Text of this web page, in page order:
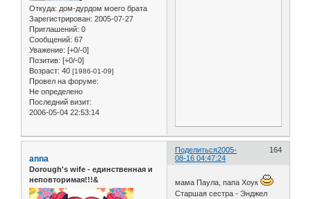
Откуда: дом-дурдом моего брата
Зарегистрирован: 2005-07-27
Приглашений: 0
Сообщений: 67
Уважение: [+0/-0]
Позитив: [+0/-0]
Возраст: 40 [1986-01-09]
Провел на форуме:
Не определено
Последний визит:
2006-05-04 22:53:14
Поделиться 164
2005-
08-16 04:47:24
anna
Dorough's wife - единственная и
неповторимая!!!&
мама Паула, папа Хоук
Старшая сестра - Энджел